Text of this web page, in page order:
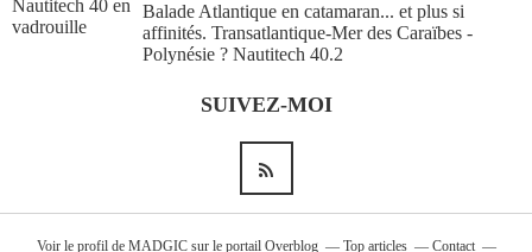
Balade Atlantique en catamaran... et plus si
affinités. Transatlantique-Mer des Caraïbes -
Polynésie ? Nautitech 40.2
SUIVEZ-MOI
Voir le profil de MADGICsur le portail Overblog Top articles Contact